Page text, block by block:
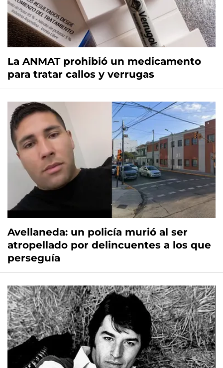
La ANMAT prohibió un medicamento
para tratar callos y verrugas
Avellaneda: un policía murió al ser
atropellado por delincuentes a los que
perseguía